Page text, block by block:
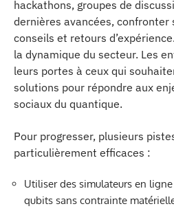
hackathons, groupes de
dernières avancées, confronter
conseils et retours
la dynamique du secteur. Les
leurs portes à ceux qui
solutions pour répondre aux
sociaux du quantique.
Pour progresser, plusieurs
particulièrement efficaces :
Utiliser des simulateurs en
qubits sans contrainte